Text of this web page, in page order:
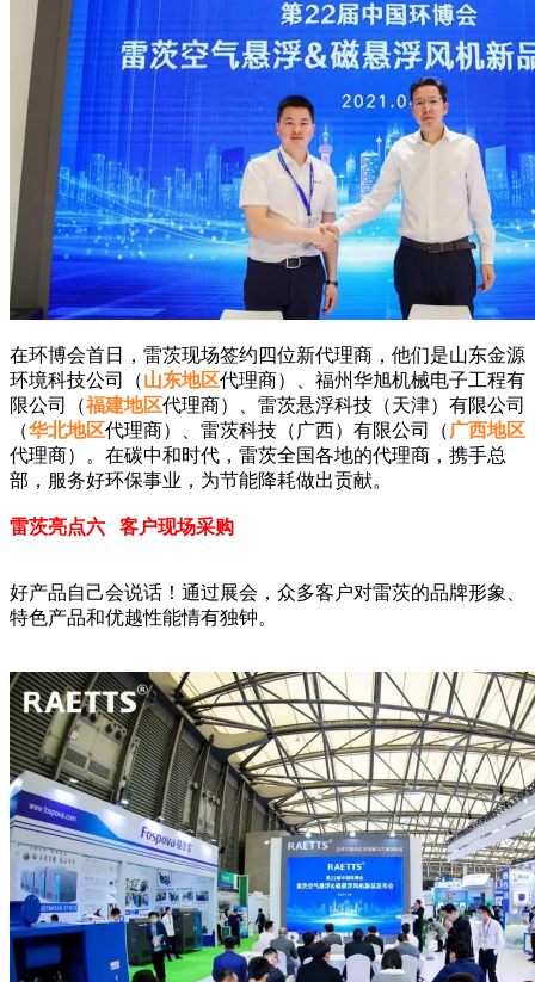
在环博会首日，雷茨现场签约四位新代理商，他们是山东金源
环境科技公司（山东地区代理商）、福州华旭机械电子工程有
限公司（福建地区代理商）、雷茨悬浮科技（天津）有限公司
（华北地区代理商）、雷茨科技（广西）有限公司（ 广西地区
代理商）。在碳中和时代，雷茨全国各地的代理商，携手总
部，服务好环保事业，为节能降耗做出贡献。
雷茨亮点六 客户现场采购
好产品自己会说话！通过展会，众多客户对雷茨的品牌形象、
特色产品和优越性能情有独钟。